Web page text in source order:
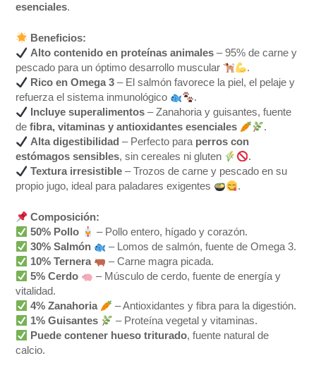
esenciales.
Beneficios:
Alto contenido en proteínas animales – 95% de carne y
pescado para un óptimo desarrollo muscular
.
Rico en Omega 3 – El salmón favorece la piel, el pelaje y
refuerza el sistema inmunológico
.
Incluye superalimentos – Zanahoria y guisantes, fuente
defibra, vitaminas y antioxidantes esenciales
.
Alta digestibilidad – Perfecto para perros con
estómagos sensibles, sin cereales ni gluten
.
Textura irresistible – Trozos de carne y pescado en su
propio jugo, ideal para paladares exigentes
.
Composición:
50% Pollo
– Pollo entero, hígado y corazón.
30% Salmón
– Lomos de salmón, fuente de Omega 3.
10% Ternera
– Carne magra picada.
5% Cerdo
– Músculo de cerdo, fuente de energía y
vitalidad.
4% Zanahoria
– Antioxidantes y fibra para la digestión.
1% Guisantes
– Proteína vegetal y vitaminas.
Puede contener hueso triturado, fuente natural de
calcio.